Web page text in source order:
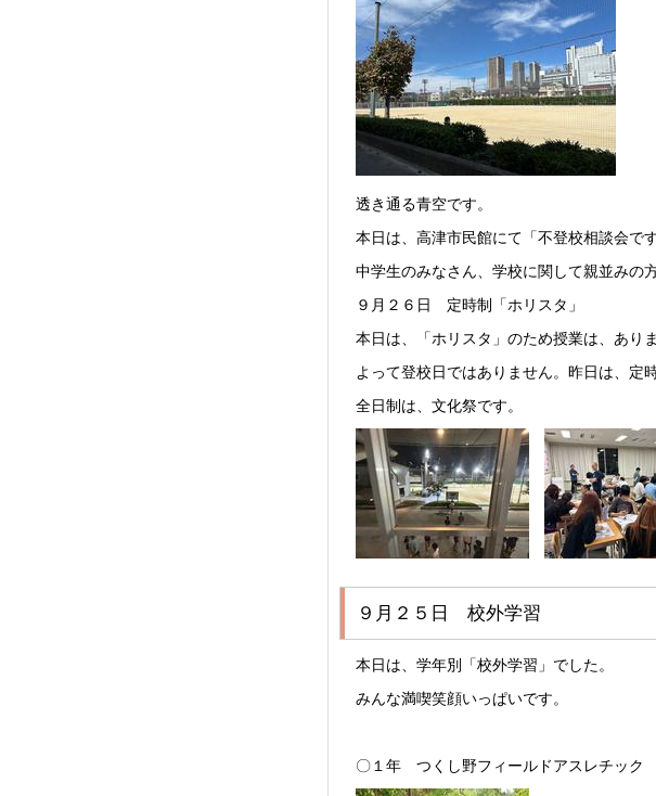
透き通る青空です。
本日は、高津市民館にて「不登校相談会です
中学生のみなさん、学校に関して親並みの
９月２６日 定時制「ホリスタ」
本日は、「ホリスタ」のため授業は、ありま
よって登校日ではありません。昨日は、定
全日制は、文化祭です。
９月２５日 校外学習
本日は、学年別「校外学習」でした。
みんな満喫笑顔いっぱいです。
〇１年 つくし野フィールドアスレチック